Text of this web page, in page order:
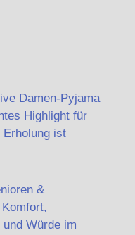
Damen-Pyjama
Highlight für
Erholung ist
&
Würde im